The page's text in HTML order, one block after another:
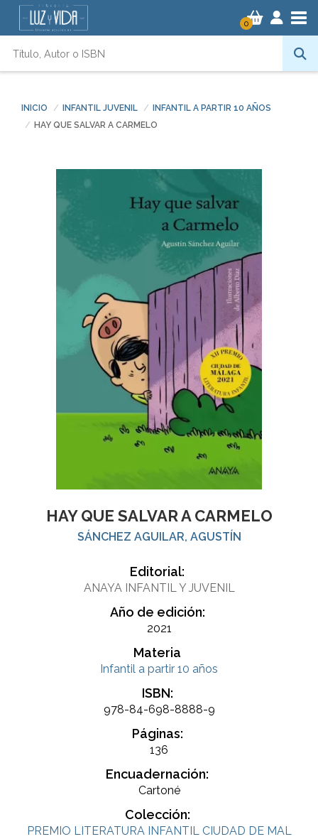
0
INICIO INFANTIL JUVENIL
INFANTIL A PARTIR 10 AÑOS
HAY QUE SALVAR A CARMELO
HAY QUE SALVAR A CARMELO
SÁNCHEZ AGUILAR, AGUSTÍN
Editorial:
ANAYA INFANTIL Y JUVENIL
Año de edición:
2021
Materia
Infantil a partir 10 años
ISBN:
978-84-698-8888-9
Páginas:
136
Encuadernación:
Cartoné
Colección:
PREMIO LITERATURA INFANTIL CIUDAD DE MAL